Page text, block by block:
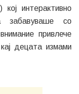
интерактивно
забавуваше со
привлече
децата измами